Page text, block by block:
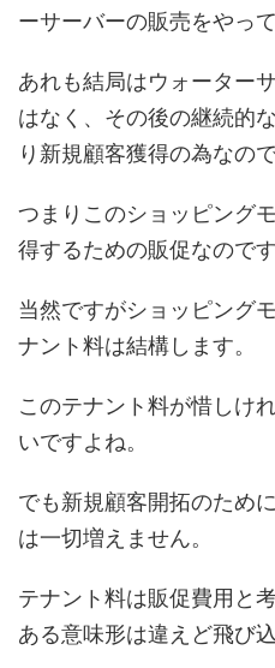
ーサーバーの販売をやっ
あれも結局はウォーター
はなく、その後の継続的
り新規顧客獲得の為なので
つまりこのショッピング
得するための販促なのです
当然ですがショッピング
ナント料は結構します。
このテナント料が惜しけ
いですよね。
でも新規顧客開拓のため
は一切増えません。
テナント料は販促費用と
ある意味形は違えど飛び